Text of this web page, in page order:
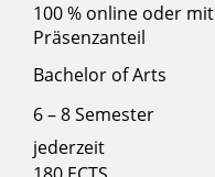
100 % online oder mit
Präsenzanteil
Bachelor of Arts
6 – 8 Semester
jederzeit